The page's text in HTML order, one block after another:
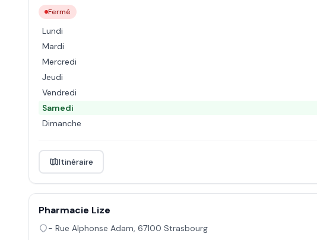
Fermé
Lundi
Mardi
Mercredi
Jeudi
Vendredi
Samedi
Dimanche
Itinéraire
Pharmacie Lize
- Rue Alphonse Adam, 67100 Strasbourg